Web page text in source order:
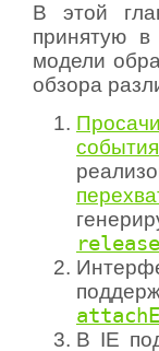
В этой
принятую
модели
обзора
события
В IE